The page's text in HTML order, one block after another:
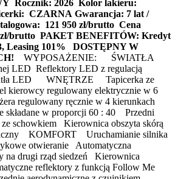
Rocznik: 2026 Kolor lakieru:
CZARNA Gwarancja: 7 lat /
121 950 zł/brutto Cena
brutto PAKET BENEFITÓW: Kredyt
Leasing 101%
DOSTĘPNY W
WYPOSAŻENIE: ŚWIATŁA
LED Reflektory LED z regulacją
LED WNĘTRZE Tapicerka ze
kierowcy regulowany elektrycznie w 6
regulowany ręcznie w 4 kierunkach
składane w proporcji 60 : 40 Przedni
ze schowkiem Kierownica obszyta skórą
KOMFORT Uruchamianie silnika
otwieranie Automatyczna
drugi rząd siedzeń Kierownica
reflektory z funkcją Follow Me